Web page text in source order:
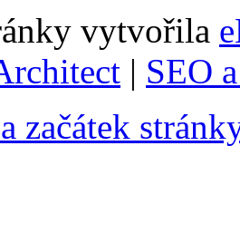
vytvořila
| SEO
začátek